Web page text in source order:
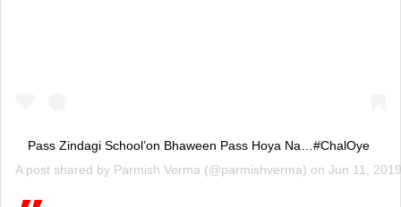
Pass Zindagi School’on Bhaween Pass Hoya Na…#ChalOye
A post shared by Parmish Verma (@parmishverma) on Jun 11,